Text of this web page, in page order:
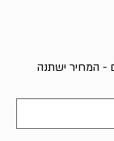
- המחיר ישתנה